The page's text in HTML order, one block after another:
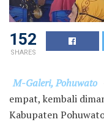
152
SHARES
M-Galeri, Pohuwato
empat, kembali
Kabupaten